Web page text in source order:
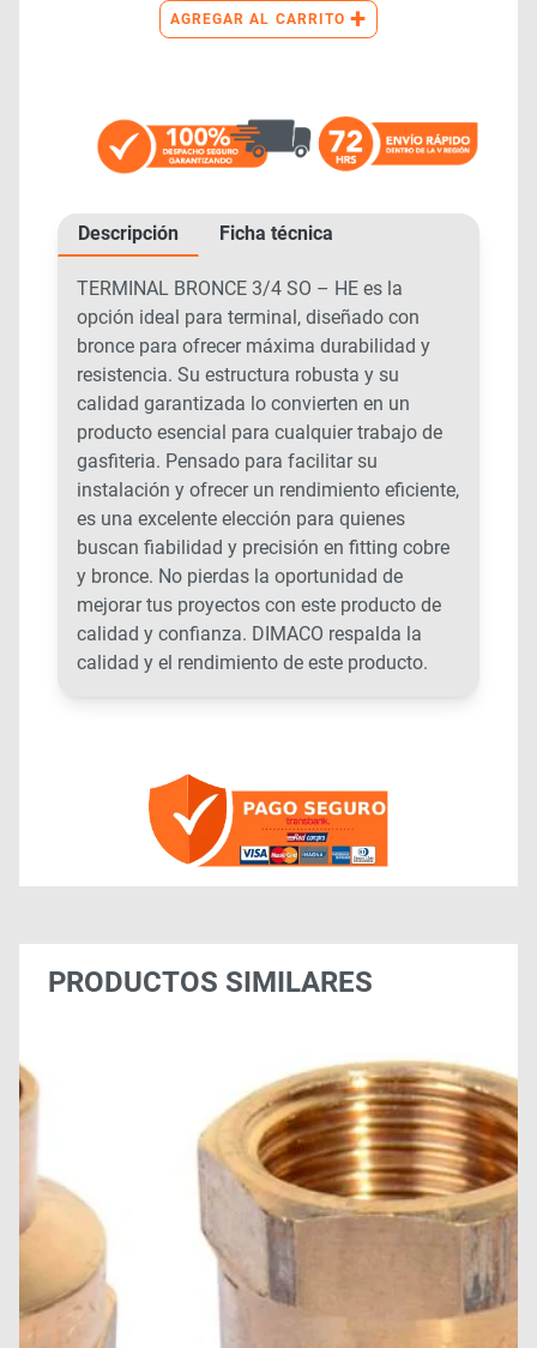
AGREGAR AL CARRITO +
Descripción Ficha técnica
TERMINAL BRONCE 3/4 SO – HE es la
opción ideal para terminal, diseñado con
bronce para ofrecer máxima durabilidad y
resistencia. Su estructura robusta y su
calidad garantizada lo convierten en un
producto esencial para cualquier trabajo de
gasfiteria. Pensado para facilitar su
instalación y ofrecer un rendimiento eficiente,
es una excelente elección para quienes
buscan fiabilidad y precisión en fitting cobre
y bronce. No pierdas la oportunidad de
mejorar tus proyectos con este producto de
calidad y confianza. DIMACO respalda la
calidad y el rendimiento de este producto.
PRODUCTOS SIMILARES